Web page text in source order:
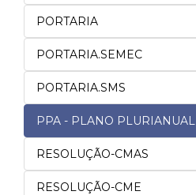
PORTARIA
PORTARIA.SEMEC
PORTARIA.SMS
PPA - PLANO PLURIANUAL
RESOLUÇÃO-CMAS
RESOLUÇÃO-CME